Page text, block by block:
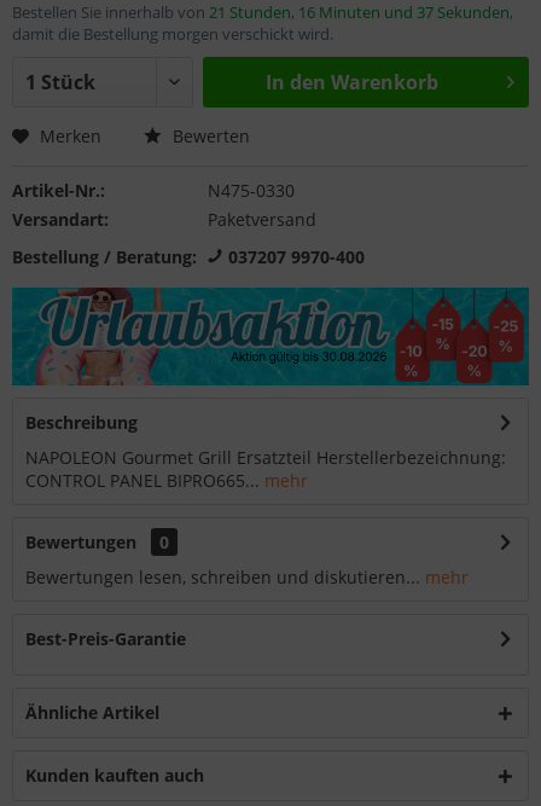
Bestellen Sie innerhalb von 21 Stunden, 16 Minuten und 37 Sekunden,
damit die Bestellung morgen verschickt wird.
In den Warenkorb
Merken Bewerten
Artikel-Nr.:
N475-0330
Versandart:
Paketversand
Bestellung / Beratung:
037207 9970-400
Beschreibung
NAPOLEON Gourmet Grill Ersatzteil Herstellerbezeichnung:
CONTROL PANEL BIPRO665... mehr
Bewertungen
0
Bewertungen lesen, schreiben und diskutieren... mehr
Best-Preis-Garantie
Ähnliche Artikel
Kunden kauften auch